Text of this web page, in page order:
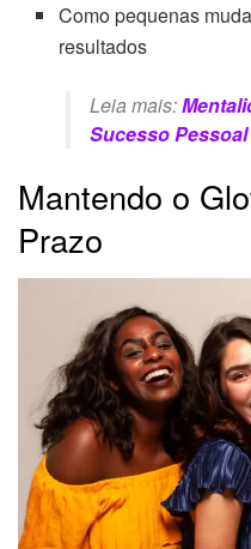
Como pequenas
resultados
Leia mais:
Sucesso
Mantendo o
Prazo